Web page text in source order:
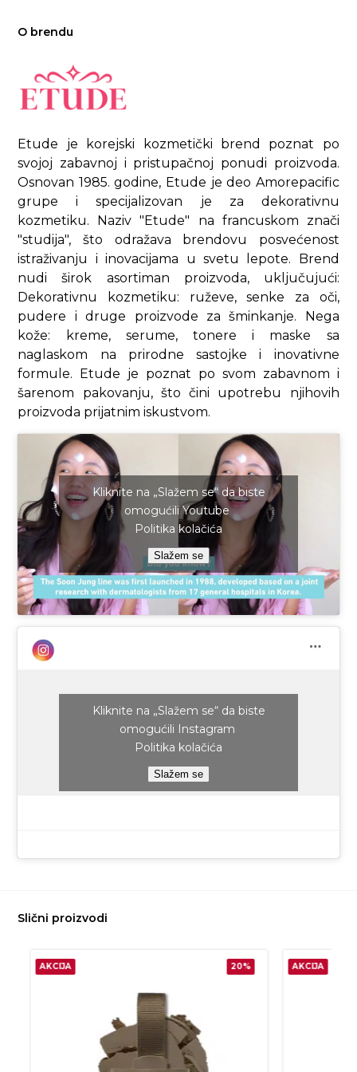
O brendu
Etude je korejski kozmetički brend poznat po
svojoj zabavnoj i pristupačnoj ponudi proizvoda.
Osnovan 1985. godine, Etude je deo Amorepacific
grupe i specijalizovan je za dekorativnu
kozmetiku. Naziv "Etude" na francuskom znači
"studija", što odražava brendovu posvećenost
istraživanju i inovacijama u svetu lepote. Brend
nudi širok asortiman proizvoda, uključujući:
Dekorativnu kozmetiku: ruževe, senke za oči,
pudere i druge proizvode za šminkanje. Nega
kože: kreme, serume, tonere i maske sa
naglaskom na prirodne sastojke i inovativne
formule. Etude je poznat po svom zabavnom i
šarenom pakovanju, što čini upotrebu njihovih
proizvoda prijatnim iskustvom.
Kliknite na „Slažem se“ da biste
omogućili Youtube
Politika kolačića
Slažem se
Kliknite na „Slažem se“ da biste
omogućili Instagram
Politika kolačića
Slažem se
Slični proizvodi
AKCIJA 20% AKCIJA